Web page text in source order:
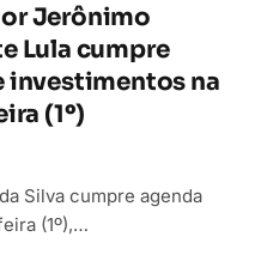
Jerônimo
Lula cumpre
investimentos na
(1º)
Silva cumpre agenda
(1º),…